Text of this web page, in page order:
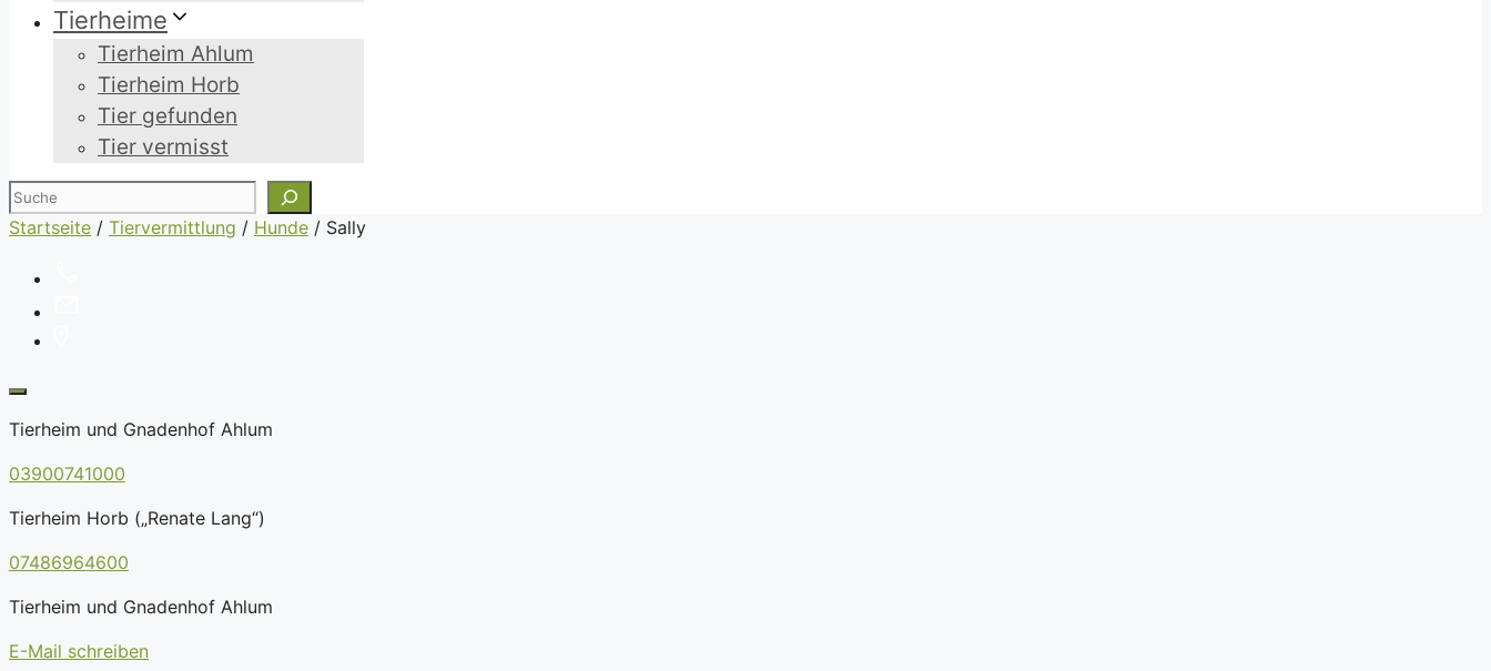
Tierheime
Tierheim Ahlum
Tierheim Horb
Tier gefunden
Tier vermisst
Suchen
Startseite / Tiervermittlung / Hunde / Sally
Tierheim und Gnadenhof Ahlum
03900741000
Tierheim Horb („Renate Lang“)
07486964600
Tierheim und Gnadenhof Ahlum
E-Mail schreiben